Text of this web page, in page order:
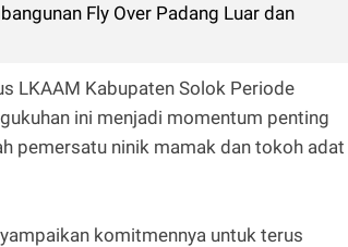
Fly Over Padang Luar dan
LKAAM Kabupaten Solok Periode
ini menjadi momentum penting
pemersatu ninik mamak dan tokoh adat
komitmennya untuk terus